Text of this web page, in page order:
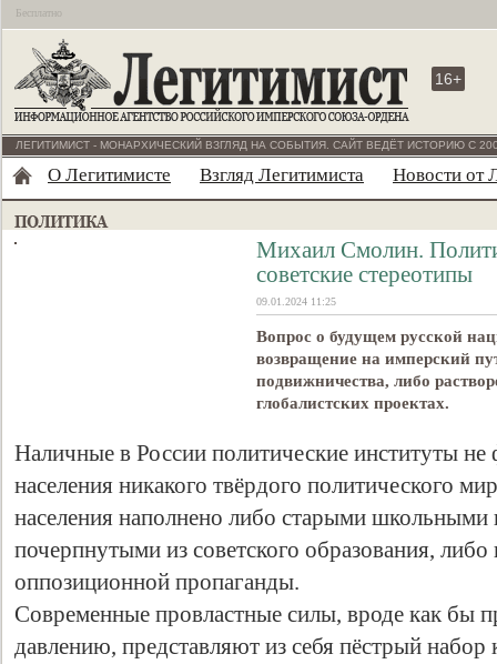
Бесплатно
16+
ЛЕГИТИМИСТ - МОНАРХИЧЕСКИЙ ВЗГЛЯД НА СОБЫТИЯ. САЙТ ВЕДЁТ ИСТОРИЮ С
О Легитимисте Взгляд Легитимиста Новости от
Михаил Смолин.
советские стереотипы
09.01.2024 11:25
Вопрос о будущем русской
возвращение на имперский
подвижничества, либо
глобалистских проектах.
Наличные в России политические институты
населения никакого твёрдого политического
населения наполнено либо старыми школьными
почерпнутыми из советского образования,
оппозиционной пропаганды.
Современные провластные силы, вроде как бы
давлению, представляют из себя пёстрый набор